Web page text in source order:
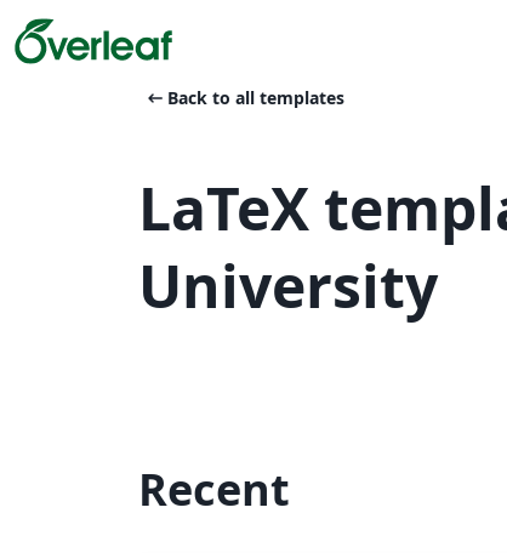
arrow_left_alt Back to all templates
LaTeX
University
Recent